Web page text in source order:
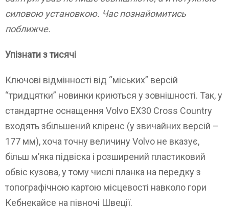
силовою установкою. Час познайомитись
поближче.
Упізнати з тисячі
Ключові відмінності від “міських” версій
“тридцятки” новинки криються у зовнішності. Так, у
стандартне оснащення Volvo EX30 Cross Country
входять збільшений кліренс (у звичайних версій –
177 мм), хоча точну величину Volvo не вказує,
більш м’яка підвіска і розширений пластиковий
обвіс кузова, у тому числі планка на передку з
топографічною картою місцевості навколо гори
Кебнекайсе на півночі Швеції.